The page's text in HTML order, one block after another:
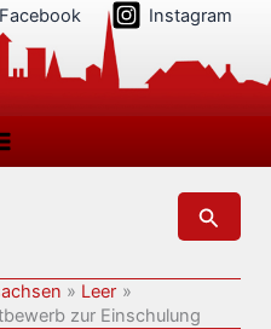
Facebook Instagram
Suchen
Leer
zur Einschulung